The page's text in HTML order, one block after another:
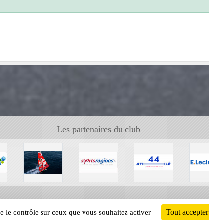
Les partenaires du club
le contrôle sur ceux que vous souhaitez activer Tout accepter